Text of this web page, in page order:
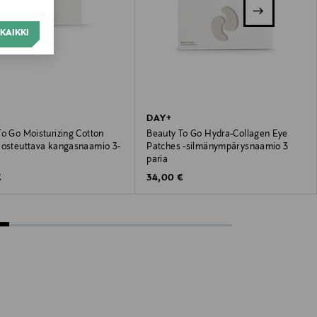
Go Moisturizing Cotton
kangasnaamio 3-
DAY+
Beauty To Go Hydra-Collagen Eye
Patches -silmänympärysnaamio 3
paria
Original Price
34,00 €